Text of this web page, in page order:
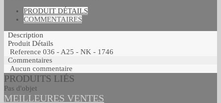
PRODUIT DÉTAILS
COMMENTAIRES
Description
Produit Détails
Reference 036 - A25 - NK - 1746
Commentaires
Aucun commentaire
PRODUITS LIÉS
Pas d'objet
MEILLEURES VENTES